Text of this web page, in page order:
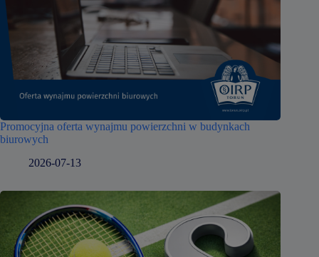
Promocyjna oferta wynajmu powierzchni w budynkach
biurowych
2026-07-13